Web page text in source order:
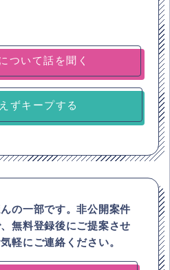
ずキープする
の一部です。非公開案件
無料登録後にご提案させ
軽にご連絡ください。